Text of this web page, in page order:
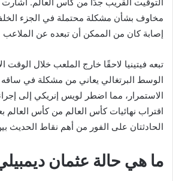
مخاوف بشأن مشكلة محتملة في الجزء
إصابة كان من الممكن أن تبعده عن الملاعب
تبعه فيتينيا لاحقًا خارج الملعب خلال الوقت
الوسط البرتغالي يعاني من مشكلة في
الاستمرار، مما اضطر لويس إنريكي إلى
اقتراب نهائيات كأس العالم من كأس
الحادثتان على الفور من أهم نقاط الحديث
ما هي حالة عثمان